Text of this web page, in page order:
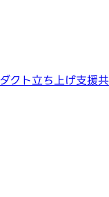
クト立ち上げ支援